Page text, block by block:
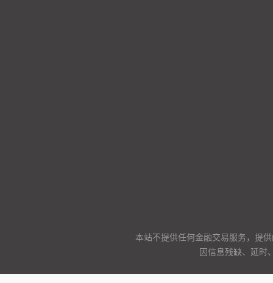
本站不提供任何金融交易服务，提
因信息残缺、延时